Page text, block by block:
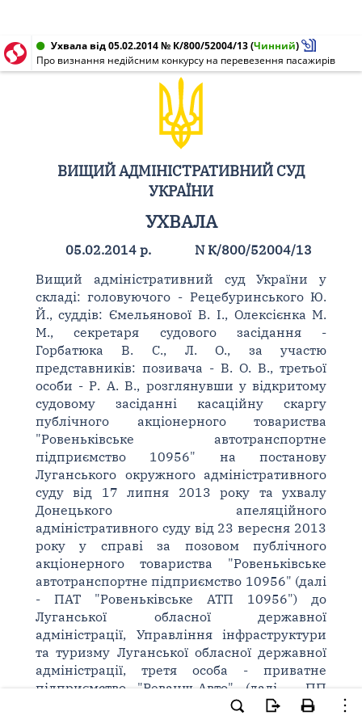
Ухвала від 05.02.2014 № К/800/52004/13(Чинний)
Про визнання недійсним конкурсу на перевезення пасажирів
ВИЩИЙ АДМІНІСТРАТИВНИЙ СУД
УКРАЇНИ
УХВАЛА
05.02.2014 р.
N К/800/52004/13
Вищий адміністративний суд України у
складі: головуючого - Рецебуринського Ю.
Й., суддів: Ємельянової В. І., Олексієнка М.
М., секретаря судового засідання -
Горбатюка В. С., Л. О., за участю
представників: позивача - В. О. В., третьої
особи - Р. А. В., розглянувши у відкритому
судовому засіданні касаційну скаргу
публічного акціонерного товариства
"Ровеньківське автотранспортне
підприємство 10956" на постанову
Луганського окружного адміністративного
суду від 17 липня 2013 року та ухвалу
Донецького апеляційного
адміністративного суду від 23 вересня 2013
року у справі за позовом публічного
акціонерного товариства "Ровеньківське
автотранспортне підприємство 10956" (далі
- ПАТ "Ровеньківське АТП 10956") до
Луганської обласної державної
адміністрації, Управління інфраструктури
та туризму Луганської обласної державної
адміністрації, третя особа - приватне
підприємство "Реванш-Авто" (далі - ПП
"Реванш-Авто"), про визнання дій